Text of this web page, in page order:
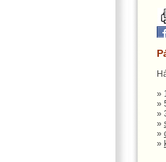
»
»
»
»
»
»